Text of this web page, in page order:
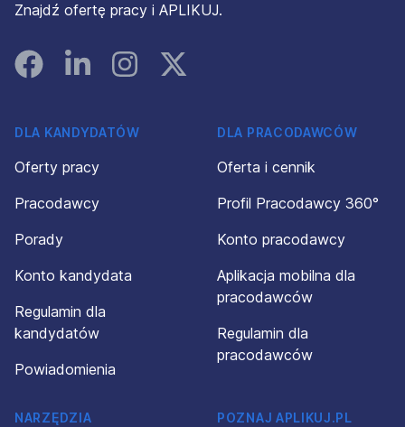
Znajdź ofertę pracy i APLIKUJ.
FacebookLinked InInstagramInstagram
DLA KANDYDATÓW
Oferty pracy
Pracodawcy
Porady
Konto kandydata
Regulamin dla
kandydatów
Powiadomienia
DLA PRACODAWCÓW
Oferta i cennik
Profil Pracodawcy 360°
Konto pracodawcy
Aplikacja mobilna dla
pracodawców
Regulamin dla
pracodawców
NARZĘDZIA
POZNAJ APLIKUJ.PL